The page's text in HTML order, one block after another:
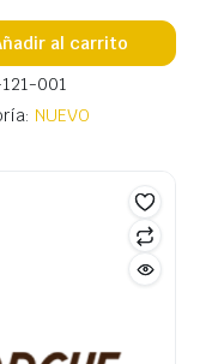
al carrito
001
NUEVO